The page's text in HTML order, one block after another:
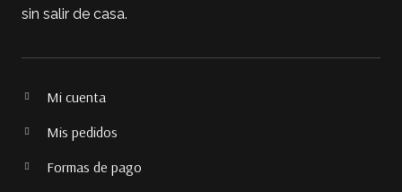
sin salir de casa.
Mi cuenta
Mis pedidos
Formas de pago